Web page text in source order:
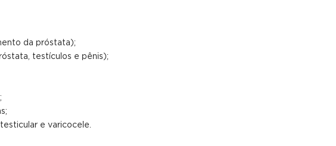
da próstata);
testículos e pênis);
e varicocele.